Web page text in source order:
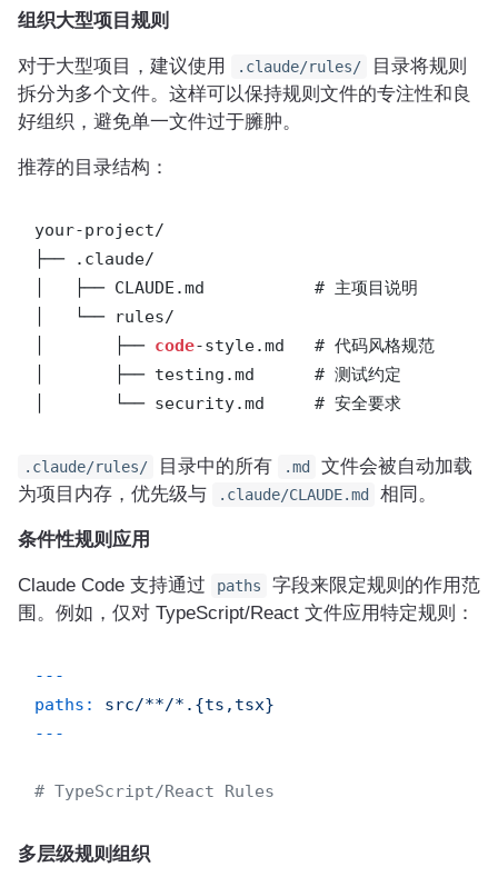
组织大型项目规则
对于大型项目，建议使用 .claude/rules/
目录将规则
拆分为多个文件。这样可以保持规则文件的专注性和良
好组织，避免单一文件过于臃肿。
推荐的目录结构：
your-project/
├── .claude/
│   ├── CLAUDE.md           # 主项目说明
│   └── rules/
│       ├── code-style.md   # 代码风格规范
│       ├── testing.md      # 测试约定
│       └── security.md     # 安全要求
.claude/rules/ 目录中的所有 .md
文件会被自动加载
为项目内存，优先级与
.claude/CLAUDE.md 相同。
条件性规则应用
Claude Code 支持通过 paths
字段来限定规则的作用范
围。例如，仅对 TypeScript/React 文件应用特定规则：
---
paths:
src/**/*.{ts,tsx}
---
# TypeScript/React Rules
多层级规则组织